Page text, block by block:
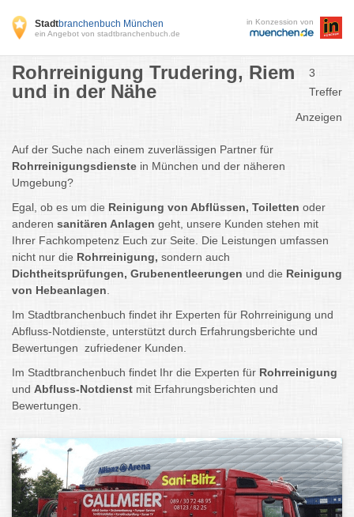
Stadtbranchenbuch München
ein Angebot von stadtbranchenbuch.de
in Konzession von
Rohrreinigung Trudering, Riem
und in der Nähe
3
Treffer
Anzeigen
Auf der Suche nach einem zuverlässigen Partner für
Rohrreinigungsdienste in München und der näheren
Umgebung?
Egal, ob es um die Reinigung von Abflüssen, Toiletten oder
anderen sanitären Anlagen geht, unsere Kunden stehen mit
Ihrer Fachkompetenz Euch zur Seite. Die Leistungen umfassen
nicht nur die Rohrreinigung, sondern auch
Dichtheitsprüfungen, Grubenentleerungen und die Reinigung
von Hebeanlagen
Im Stadtbranchenbuch findet ihr Experten für Rohrreinigung und
Abfluss-Notdienste, unterstützt durch Erfahrungsberichte und
Bewertungen zufriedener Kunden.
Im Stadtbranchenbuch findet Ihr die Experten für Rohrreinigung
und Abfluss-Notdienst mit Erfahrungsberichten und
Bewertungen.